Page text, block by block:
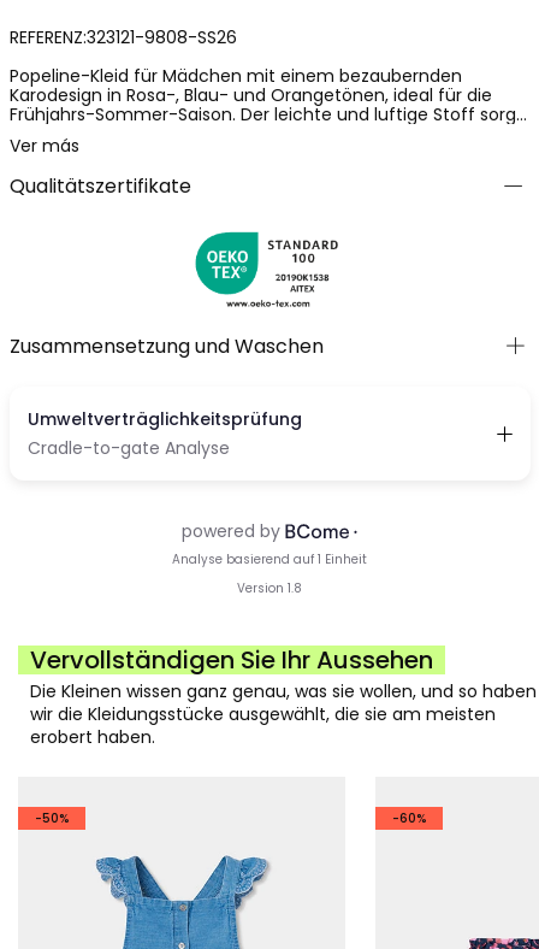
REFERENZ:323121-9808-SS26
Popeline-Kleid für Mädchen mit einem bezaubernden
Karodesign in Rosa-, Blau- und Orangetönen, ideal für die
Frühjahrs-Sommer-Saison. Der leichte und luftige Stoff sorgt
den ganzen Tag über für Komfort. Verstellbare Träger mit
zarten Rüschen verleihen dem Outfit einen niedlichen Touch.
Erhältlich in Größen von 12 Monaten bis 14 Jahren. Vielseitiges
Kleidungsstück, das sich leicht mit anderen Teilen zu einem
Ver más
Qualitätszertifikate
Zusammensetzung und Waschen
Vervollständigen Sie Ihr Aussehen
Die Kleinen wissen ganz genau, was sie wollen, und so haben
wir die Kleidungsstücke ausgewählt, die sie am meisten
erobert haben.
-50% -60%